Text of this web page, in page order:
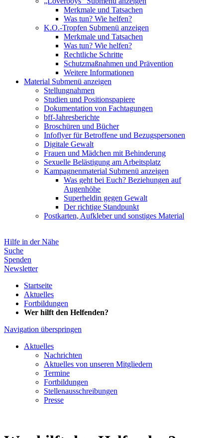
Merkmale und Tatsachen
Was tun? Wie helfen?
K.O.-Tropfen Submenü anzeigen
Merkmale und Tatsachen
Was tun? Wie helfen?
Rechtliche Schritte
Schutzmaßnahmen und Prävention
Weitere Informationen
Material Submenü anzeigen
Stellungnahmen
Studien und Positionspapiere
Dokumentation von Fachtagungen
bff-Jahresberichte
Broschüren und Bücher
Infoflyer für Betroffene und Bezugspersonen
Digitale Gewalt
Frauen und Mädchen mit Behinderung
Sexuelle Belästigung am Arbeitsplatz
Kampagnenmaterial Submenü anzeigen
Was geht bei Euch? Beziehungen auf
Augenhöhe
Superheldin gegen Gewalt
Der richtige Standpunkt
Postkarten, Aufkleber und sonstiges Material
Hilfe in der Nähe
Suche
Spenden
Newsletter
Startseite
Aktuelles
Fortbildungen
Wer hilft den Helfenden?
Navigation überspringen
Aktuelles
Nachrichten
Aktuelles von unseren Mitgliedern
Termine
Fortbildungen
Stellenausschreibungen
Presse